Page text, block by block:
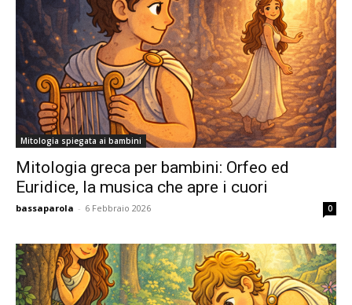
Mitologia spiegata ai bambini
Mitologia greca per bambini: Orfeo ed
Euridice, la musica che apre i cuori
bassaparola - 6 Febbraio 2026 0